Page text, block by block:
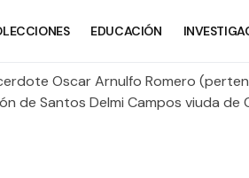
EDUCACIÓN
Oscar Arnulfo Romero
de Santos Delmi Campos viuda